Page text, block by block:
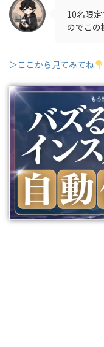
10名限
のでこの
＞ここから見てみてね